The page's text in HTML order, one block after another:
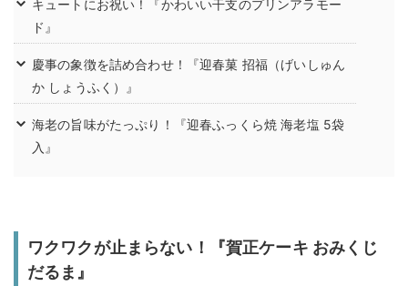
キュートにお祝い！『かわいい干支のプリンアラモー
ド』
慶事の象徴を詰め合わせ！『迎春菓 招福（げいしゅん
か しょうふく）』
海老の旨味がたっぷり！『迎春ふっくら焼 海老塩 5袋
入』
ワクワクが止まらない！『賀正ケーキ おみくじ
だるま』